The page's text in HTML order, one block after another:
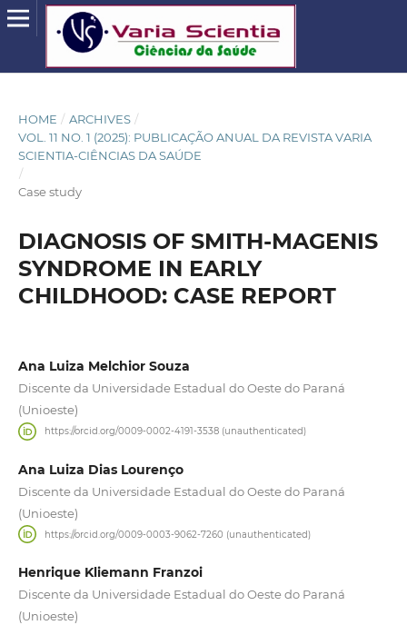
HOME / ARCHIVES /
VOL. 11 NO. 1 (2025): PUBLICAÇÃO ANUAL DA REVISTA VARIA
SCIENTIA-CIÊNCIAS DA SAÚDE
/
Case study
DIAGNOSIS OF SMITH-MAGENIS
SYNDROME IN EARLY
CHILDHOOD: CASE REPORT
Ana Luiza Melchior Souza
Discente da Universidade Estadual do Oeste do Paraná
(Unioeste)
https://orcid.org/0009-0002-4191-3538 (unauthenticated)
Ana Luiza Dias Lourenço
Discente da Universidade Estadual do Oeste do Paraná
(Unioeste)
https://orcid.org/0009-0003-9062-7260 (unauthenticated)
Henrique Kliemann Franzoi
Discente da Universidade Estadual do Oeste do Paraná
(Unioeste)